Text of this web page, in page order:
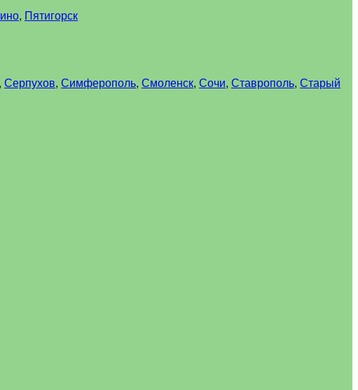
, Пятигорск
, Серпухов, Симферополь, Смоленск, Сочи, Ставрополь, Старый